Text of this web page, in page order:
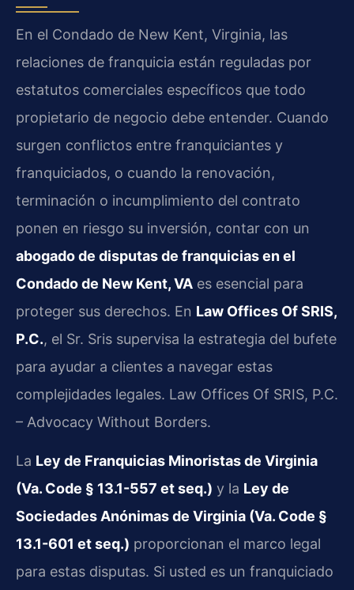
En el Condado de New Kent, Virginia, las
relaciones de franquicia están reguladas por
estatutos comerciales específicos que todo
propietario de negocio debe entender. Cuando
surgen conflictos entre franquiciantes y
franquiciados, o cuando la renovación,
terminación o incumplimiento del contrato
ponen en riesgo su inversión, contar con un
abogado de disputas de franquicias en el
Condado de New Kent, VA es esencial para
proteger sus derechos. En Law Offices Of SRIS,
P.C., el Sr. Sris supervisa la estrategia del bufete
para ayudar a clientes a navegar estas
complejidades legales. Law Offices Of SRIS, P.C.
– Advocacy Without Borders.
La Ley de Franquicias Minoristas de Virginia
(Va. Code § 13.1-557 et seq.) y la Ley de
Sociedades Anónimas de Virginia (Va. Code §
13.1-601 et seq.) proporcionan el marco legal
para estas disputas. Si usted es un franquiciado